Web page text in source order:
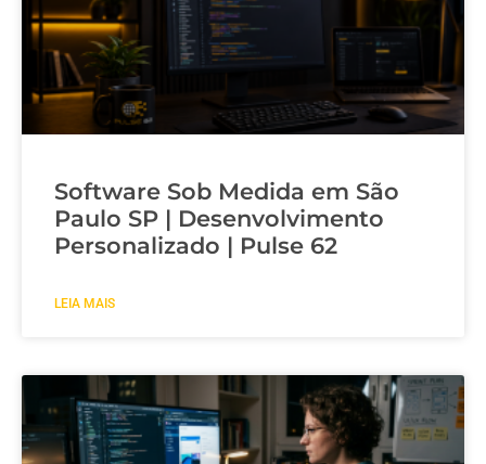
Software Sob Medida em São
Paulo SP | Desenvolvimento
Personalizado | Pulse 62
LEIA MAIS